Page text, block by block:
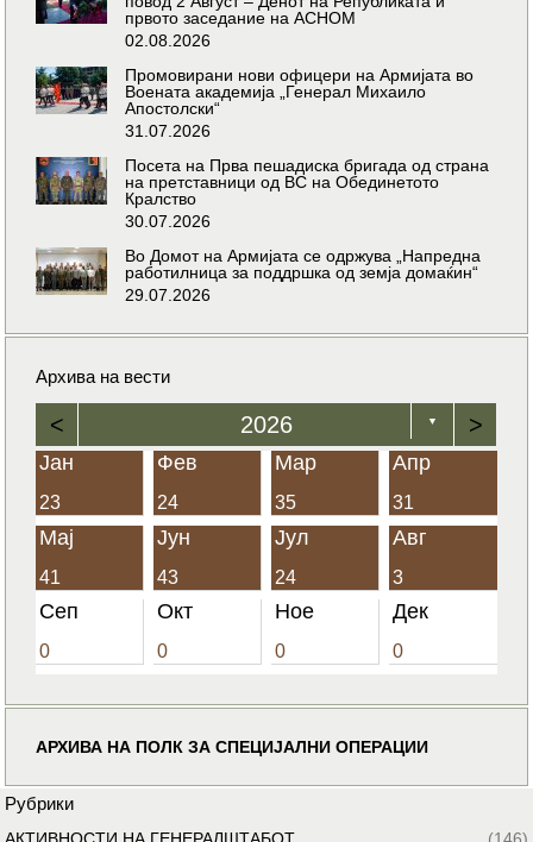
првото заседание на АСНОМ
02.08.2026
Промовирани нови офицери на Армијата во
Воената академија „Генерал Михаило
Апостолски“
31.07.2026
Посета на Прва пешадиска бригада од страна
на претставници од ВС на Обединетото
Кралство
30.07.2026
Во Домот на Армијата се одржува „Напредна
работилница за поддршка од земја домаќин“
29.07.2026
Архива на вести
< 2026 ▼ >
Јан
23
Фев
24
Мар
35
Апр
31
Мај
41
Јун
43
Јул
24
Авг
3
Сеп
0
Окт
0
Ное
0
Дек
0
АРХИВА НА ПОЛК ЗА СПЕЦИЈАЛНИ ОПЕРАЦИИ
Рубрики